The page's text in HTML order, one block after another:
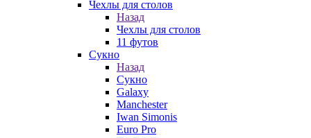
Чехлы для столов
Назад
Чехлы для столов
11 футов
Сукно
Назад
Сукно
Galaxy
Manchester
Iwan Simonis
Euro Pro